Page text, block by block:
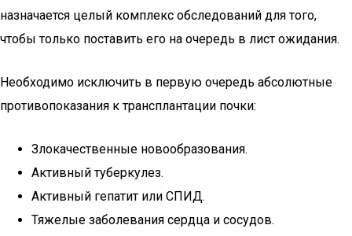
назначается целый комплекс обследований для того,
чтобы только поставить его на очередь в лист ожидания.
Необходимо исключить в первую очередь абсолютные
противопоказания к трансплантации почки:
Злокачественные новообразования.
Активный туберкулез.
Активный гепатит или СПИД.
Тяжелые заболевания сердца и сосудов.